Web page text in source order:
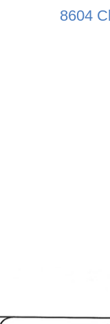
8604